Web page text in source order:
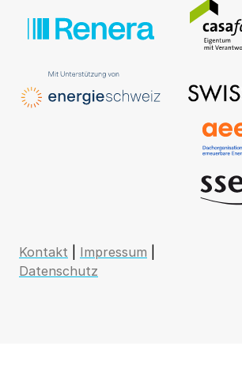
Kontakt Impressum
Datenschutz